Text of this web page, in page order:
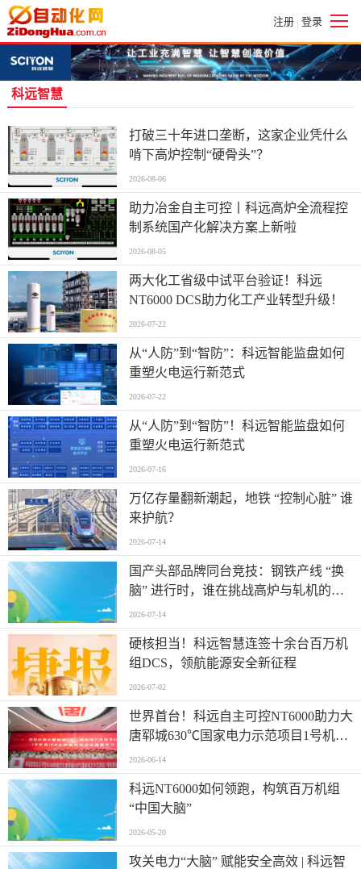
注册 | 登录
科远智慧
打破三十年进口垄断，这家企业凭什么
啃下高炉控制“硬骨头”？
2026-08-06
助力冶金自主可控丨科远高炉全流程控
制系统国产化解决方案上新啦
2026-08-05
两大化工省级中试平台验证！科远
NT6000 DCS助力化工产业转型升级！
2026-07-22
​从“人防”到“智防”：科远智能监盘如何
重塑火电运行新范式
2026-07-22
从“人防”到“智防”！科远智能监盘如何
重塑火电运行新范式
2026-07-16
万亿存量翻新潮起，地铁 “控制心脏” 谁
来护航？
2026-07-14
国产头部品牌同台竞技：钢铁产线 “换
脑” 进行时，谁在挑战高炉与轧机的控
制极限？
2026-07-14
硬核担当！科远智慧连签十余台百万机
组DCS，领航能源安全新征程
2026-07-02
世界首台！科远自主可控NT6000助力大
唐郓城630℃国家电力示范项目1号机组
顺利投运
2026-06-14
科远NT6000如何领跑，构筑百万机组
“中国大脑”
2026-05-20
攻关电力“大脑” 赋能安全高效 | 科远智